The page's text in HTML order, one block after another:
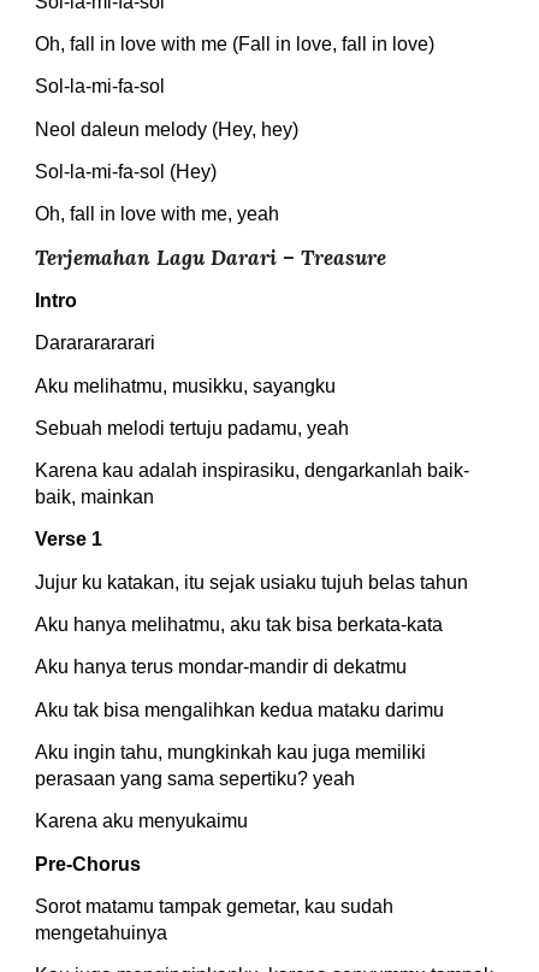
Oh, fall in love with me (Fall in love, fall in love)
Sol-la-mi-fa-sol
Neol daleun melody (Hey, hey)
Sol-la-mi-fa-sol (Hey)
Oh, fall in love with me, yeah
Terjemahan Lagu Darari – Treasure
Intro
Darararararari
Aku melihatmu, musikku, sayangku
Sebuah melodi tertuju padamu, yeah
Karena kau adalah inspirasiku, dengarkanlah baik-
baik, mainkan
Verse 1
Jujur ku katakan, itu sejak usiaku tujuh belas tahun
Aku hanya melihatmu, aku tak bisa berkata-kata
Aku hanya terus mondar-mandir di dekatmu
Aku tak bisa mengalihkan kedua mataku darimu
Aku ingin tahu, mungkinkah kau juga memiliki
perasaan yang sama sepertiku? yeah
Karena aku menyukaimu
Pre-Chorus
Sorot matamu tampak gemetar, kau sudah
mengetahuinya